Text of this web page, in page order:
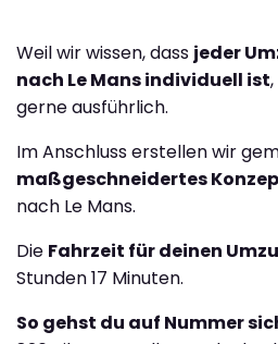
Weil wir wissen, dass jeder
nach Le Mans individuell ist
gerne ausführlich.
Im Anschluss erstellen wir
maßgeschneidertes
nach Le Mans.
Die Fahrzeit für deinen
Stunden 17 Minuten.
So gehst du auf Nummer